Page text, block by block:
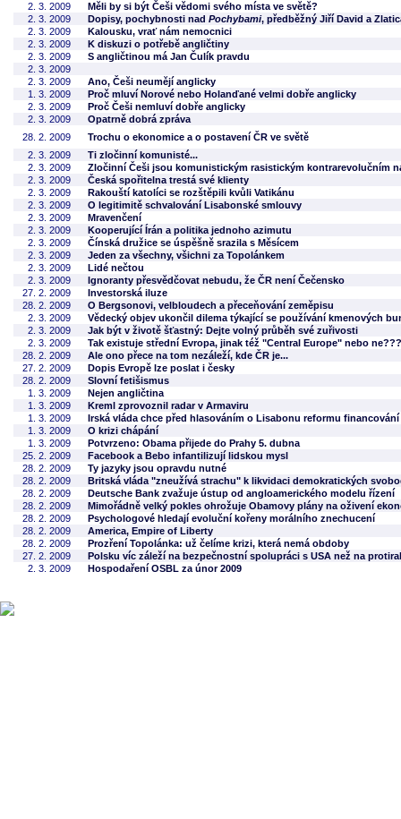
2. 3. 2009
Měli by si být Češi vědomi svého místa ve světě?
2. 3. 2009
Dopisy, pochybnosti nad Pochybami, předběžný Jiří David a
2. 3. 2009
Kalousku, vrať nám nemocnici
2. 3. 2009
K diskuzi o potřebě angličtiny
2. 3. 2009
S angličtinou má Jan Čulík pravdu
2. 3. 2009
2. 3. 2009
Ano, Češi neumějí anglicky
1. 3. 2009
Proč mluví Norové nebo Holanďané velmi dobře anglicky
2. 3. 2009
Proč Češi nemluví dobře anglicky
2. 3. 2009
Opatrně dobrá zpráva
28. 2. 2009
Trochu o ekonomice a o postavení ČR ve světě
2. 3. 2009
Ti zločinní komunisté...
2. 3. 2009
Zločinní Češi jsou komunistickým rasistickým kontrarevolučním
2. 3. 2009
Česká spořitelna trestá své klienty
2. 3. 2009
Rakouští katolíci se rozštěpili kvůli Vatikánu
2. 3. 2009
O legitimitě schvalování Lisabonské smlouvy
2. 3. 2009
Mravenčení
2. 3. 2009
Kooperující Írán a politika jednoho azimutu
2. 3. 2009
Čínská družice se úspěšně srazila s Měsícem
2. 3. 2009
Jeden za všechny, všichni za Topolánkem
2. 3. 2009
Lidé nečtou
2. 3. 2009
Ignoranty přesvědčovat nebudu, že ČR není Čečensko
27. 2. 2009
Investorská iluze
28. 2. 2009
O Bergsonovi, velbloudech a přeceňování zeměpisu
2. 3. 2009
Vědecký objev ukončil dilema týkající se používání kmenových
2. 3. 2009
Jak být v životě šťastný: Dejte volný průběh své zuřivosti
2. 3. 2009
Tak existuje střední Evropa, jinak též "Central Europe" nebo ne???
28. 2. 2009
Ale ono přece na tom nezáleží, kde ČR je...
27. 2. 2009
Dopis Evropě lze poslat i česky
28. 2. 2009
Slovní fetišismus
1. 3. 2009
Nejen angličtina
1. 3. 2009
Kreml zprovoznil radar v Armaviru
1. 3. 2009
Irská vláda chce před hlasováním o Lisabonu reformu
1. 3. 2009
O krizi chápání
1. 3. 2009
Potvrzeno: Obama přijede do Prahy 5. dubna
25. 2. 2009
Facebook a Bebo infantilizují lidskou mysl
28. 2. 2009
Ty jazyky jsou opravdu nutné
28. 2. 2009
Britská vláda "zneužívá strachu" k likvidaci demokratických
28. 2. 2009
Deutsche Bank zvažuje ústup od angloamerického modelu řízení
28. 2. 2009
Mimořádně velký pokles ohrožuje Obamovy plány na oživení
28. 2. 2009
Psychologové hledají evoluční kořeny morálního znechucení
28. 2. 2009
America, Empire of Liberty
28. 2. 2009
Prozření Topolánka: už čelíme krizi, která nemá obdoby
27. 2. 2009
Polsku víc záleží na bezpečnostní spolupráci s USA než na
2. 3. 2009
Hospodaření OSBL za únor 2009